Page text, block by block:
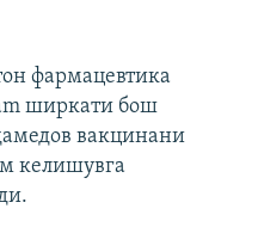
фармацевтика
ширкати бош
вакцинани
келишувга